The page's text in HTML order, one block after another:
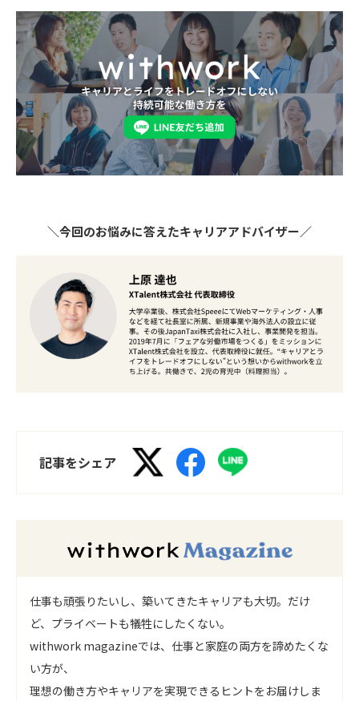
＼今回のお悩みに答えたキャリアアドバイザー／
記事をシェア
仕事も頑張りたいし、築いてきたキャリアも大切。だけ
ど、プライベートも犠牲にしたくない。
withwork magazineでは、仕事と家庭の両方を諦めたくな
い方が、
理想の働き方やキャリアを実現できるヒントをお届けしま